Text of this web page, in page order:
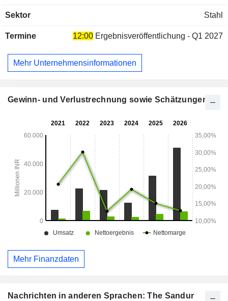
Nachrichten in anderen Sprachen: The Sandur
und Eisenerz, woraus die für die Herstellung von
phosphorarmen Manganerze gewonnen werden. Das
Millionen Tonnen. Das Segment Ferrolegierungen stellt in
seinen Öfen Ferromangan, Siliciummangan, Roheisen und
Erzeugung von Energie für den Strombedarf der
Sektor Stahl
Termine 12:00 Ergebnisveröffentlichung - Q1 2027
Mehr Unternehmensinformationen
Gewinn- und Verlustrechnung sowie Schätzungen
Mehr Finanzdaten